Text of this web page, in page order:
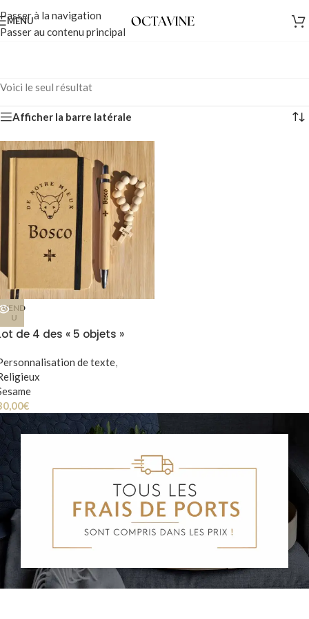
Passer à la navigation
Passer au contenu principal
MENU
Voici le seul résultat
Afficher la barre latérale
VEND
U
de 4 des « 5 objets »
de texte,
€